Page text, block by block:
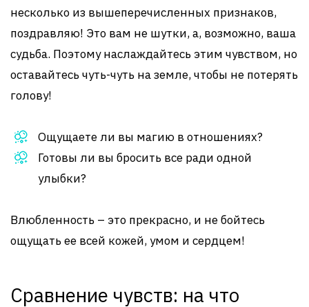
несколько из вышеперечисленных признаков,
поздравляю! Это вам не шутки, а, возможно, ваша
судьба. Поэтому наслаждайтесь этим чувством, но
оставайтесь чуть-чуть на земле, чтобы не потерять
голову!
Ощущаете ли вы магию в отношениях?
Готовы ли вы бросить все ради одной
улыбки?
Влюбленность – это прекрасно, и не бойтесь
ощущать ее всей кожей, умом и сердцем!
Сравнение чувств: на что